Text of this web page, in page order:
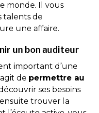
monde. Il vous
talents de
une affaire.
un bon auditeur
important d’une
de permettre au
ses besoins
trouver la